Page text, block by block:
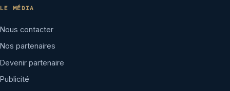
LE MÉDIA
Nous contacter
Nos partenaires
Devenir partenaire
Publicité